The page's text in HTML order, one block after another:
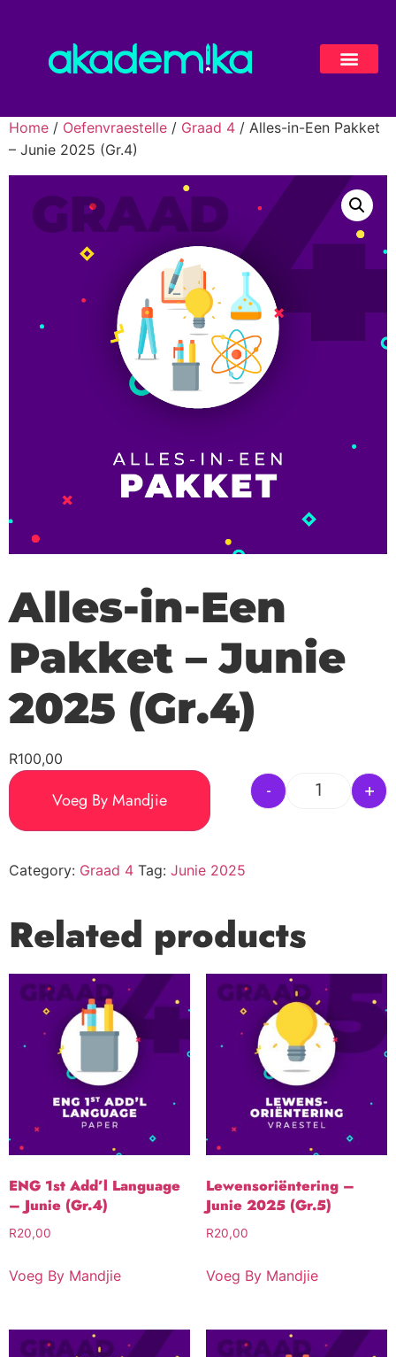
Home / Oefenvraestelle / Graad 4 / Alles-in-Een Pakket
– Junie 2025 (Gr.4)
Alles-in-Een
Pakket – Junie
2025 (Gr.4)
R100,00
- +
Voeg By Mandjie
Category: Graad 4 Tag: Junie 2025
Related products
ENG 1st Add’l Language
– Junie (Gr.4)
R20,00
Voeg By Mandjie
Lewensoriëntering –
Junie 2025 (Gr.5)
R20,00
Voeg By Mandjie